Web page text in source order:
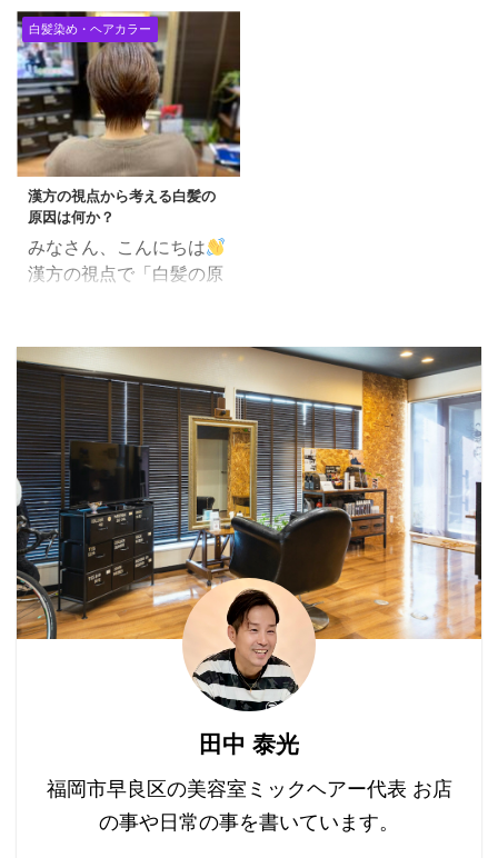
く感じる。 トップにボリ
ュームをだす為にパーマ
をかけている。 髪に艶が
ない。 髪にパサつく、
弱々しい。 復元剤で「本
当に髪をよくする」ステ
ップ解説 step1皮膜など
を除去し素髪に ...
染めをしたい」という方
の中には「ヘナで染め
る」 という選択をされて
いる方も多いのではない
でしょうか？ 100%ヘナ
は「白髪染め」というイ
メージをお持ちの方が大
半かと思いますが、 ヘナ
の特徴としては「ヘアト
リートメント」としても
凄く効果があります。 目
アカラーでどのように使
用するのか？ ヘナをする
と髪の毛が綺麗になる理
由 本来のヘナの目的は
「ヘアケア」です。ヘナ
のもつ脱脂効果・疏水効
果で頭皮の余計な皮脂を
とり清潔にしていきま
す。 髪の毛に ...
をつくりだす。 毛母細
胞の機能不全の原因が
「老化、活性酸素、紫外
線、精神的ストレス」 い
わゆるゲノムストレス
（DNA ...
白髪染め・ヘアカラー
漢方の視点から考える白髪の
原因は何か？
みなさん、こんにちは
漢方の視点で「白髪の原
の不足) 腎虚wiki 若白髪
の一番の原因は「先天の
気の不足」です。 先天の
気は生まれ持ってきたも
のなの で、どうしようも
ありませんが、 漢方薬で
ある程度「腎」を補うこ
とができます。 <起こり
やすい症状> 骨がもろ
い、腰痛、耳鳴り、頻
尿、冷え症、目が悪い、
虚弱体質、顔色が浅黒
い、脱毛顔色が浅黒い、
脱毛 <おすすめ食材> 黒
いもの:黒豆・わかめ・黒
ゴマ・きくらげ、くるみ田中 泰光
福岡市早良区の美容室ミックヘアー代表 お店
の事や日常の事を書いています。